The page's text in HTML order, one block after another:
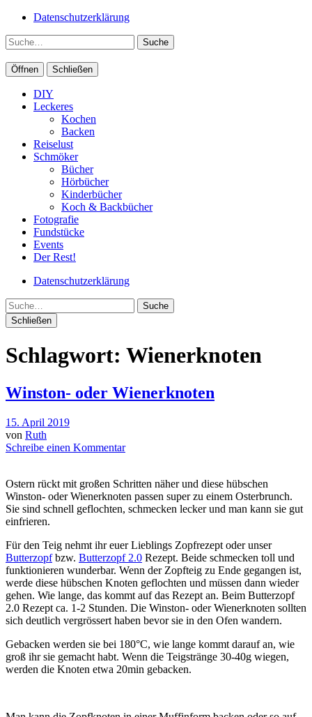
Datenschutzerklärung
Suche
Öffnen Schließen
DIY
Leckeres
Kochen
Backen
Reiselust
Schmöker
Bücher
Hörbücher
Kinderbücher
Koch & Backbücher
Fotografie
Fundstücke
Events
Der Rest!
Datenschutzerklärung
Suche
Schließen
Schlagwort: Wienerknoten
Winston- oder Wienerknoten
15. April 2019
von Ruth
Schreibe einen Kommentar
Ostern rückt mit großen Schritten näher und diese hübschen
Winston- oder Wienerknoten passen super zu einem Osterbrunch.
Sie sind schnell geflochten, schmecken lecker und man kann sie gut
einfrieren.
Für den Teig nehmt ihr euer Lieblings Zopfrezept oder unser
Butterzopfbzw. Butterzopf 2.0 Rezept. Beide schmecken toll und
funktionieren wunderbar. Wenn der Zopfteig zu Ende gegangen ist,
werde diese hübschen Knoten geflochten und müssen dann wieder
gehen. Wie lange, das kommt auf das Rezept an. Beim Butterzopf
2.0 Rezept ca. 1-2 Stunden. Die Winston- oder Wienerknoten sollten
sich deutlich vergrössert haben bevor sie in den Ofen wandern.
Gebacken werden sie bei 180°C, wie lange kommt darauf an, wie
groß ihr sie gemacht habt. Wenn die Teigstränge 30-40g wiegen,
werden die Knoten etwa 20min gebacken.